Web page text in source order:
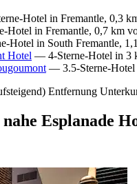
Hotel in Fremantle, 0,3
Hotel in Fremantle, 0,7 km
Hotel in South Fremantle,
Hotel — 4-Sterne-Hotel in 3
— 3.5-Sterne-Hotel
Entfernung
Esplanade